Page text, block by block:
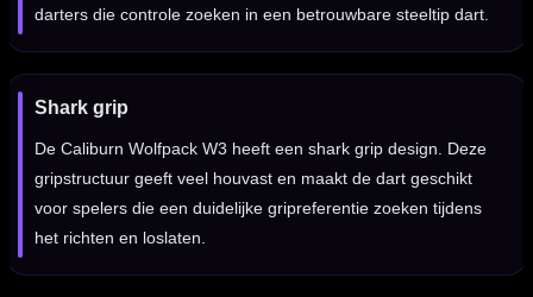
darters die controle zoeken in een betrouwbare steeltip dart.
Shark grip
De Caliburn Wolfpack W3 heeft een shark grip design. Deze
gripstructuur geeft veel houvast en maakt de dart geschikt
voor spelers die een duidelijke gripreferentie zoeken tijdens
het richten en loslaten.